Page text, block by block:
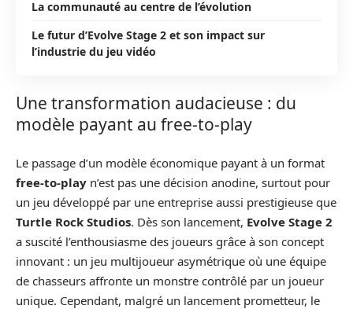
La communauté au centre de l’évolution
Le futur d’Evolve Stage 2 et son impact sur
l’industrie du jeu vidéo
Une transformation audacieuse : du
modèle payant au free-to-play
Le passage d’un modèle économique payant à un format
free-to-play n’est pas une décision anodine, surtout pour
un jeu développé par une entreprise aussi prestigieuse que
Turtle Rock Studios. Dès son lancement, Evolve Stage 2
a suscité l’enthousiasme des joueurs grâce à son concept
innovant : un jeu multijoueur asymétrique où une équipe
de chasseurs affronte un monstre contrôlé par un joueur
unique. Cependant, malgré un lancement prometteur, le